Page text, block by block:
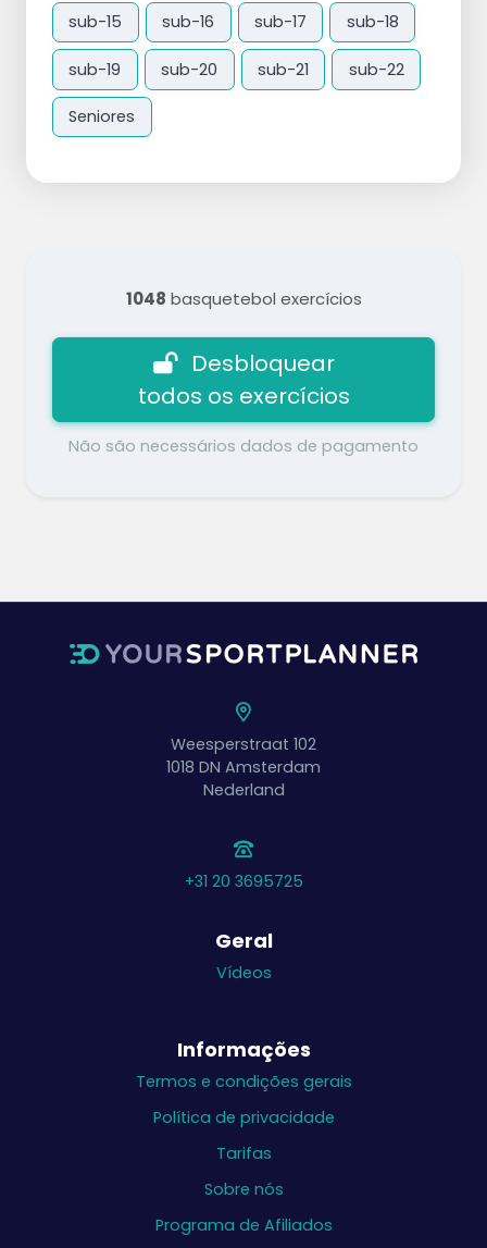
sub-15 sub-16 sub-17 sub-18
sub-19 sub-20 sub-21 sub-22
Seniores
1048 basquetebol exercícios
Desbloquear
todos os exercícios
Não são necessários dados de pagamento
Weesperstraat 102
1018 DN Amsterdam
Nederland
+31 20 3695725
Geral
Vídeos
Informações
Termos e condições gerais
Política de privacidade
Tarifas
Sobre nós
Programa de Afiliados